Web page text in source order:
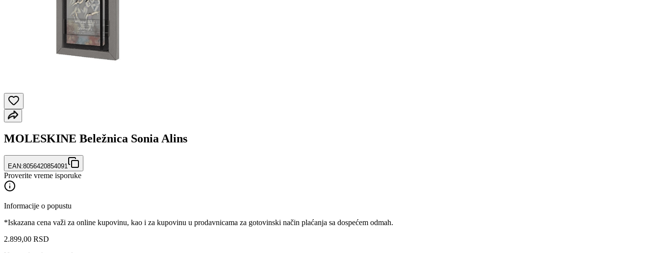
MOLESKINE Beležnica Sonia Alins
EAN:8056420854091
Proverite vreme isporuke
Informacije o popustu
*Iskazana cena važi za online kupovinu, kao i za kupovinu u prodavnicama za gotovinski način plaćanja sa dospećem odmah.
2.899,00 RSD